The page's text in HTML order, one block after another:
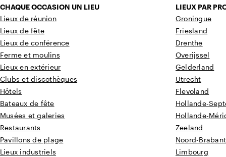
CHAQUE OCCASION UN LIEU
Lieux de réunion
Lieux de fête
Lieux de conférence
Ferme et moulins
Lieux en extérieur
Clubs et discothèques
Hôtels
Bateaux de fête
Musées et galeries
Restaurants
Pavillons de plage
Lieux industriels
LIEUX PAR
Groningue
Friesland
Drenthe
Overijssel
Gelderland
Utrecht
Flevoland
Hollande-
Hollande-
Zeeland
Noord-Brabant
Limbourg